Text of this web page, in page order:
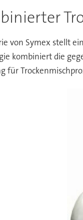
von Symex stellt
kombiniert die
für